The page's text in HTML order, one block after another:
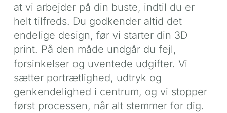
at vi arbejder på din buste, indtil du er
helt tilfreds. Du godkender altid det
endelige design, før vi starter din 3D
print. På den måde undgår du fejl,
forsinkelser og uventede udgifter. Vi
sætter portrætlighed, udtryk og
genkendelighed i centrum, og vi stopper
først processen, når alt stemmer for dig.